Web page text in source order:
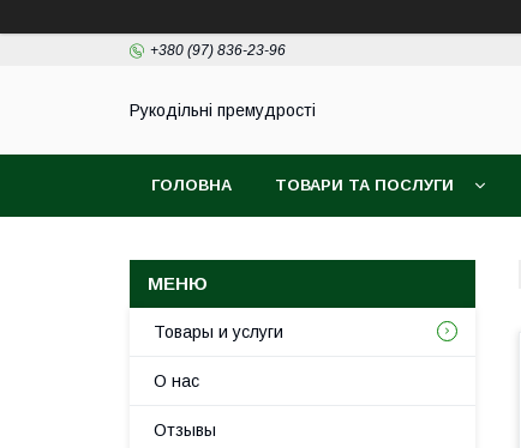
+380 (97) 836-23-96
Рукодільні премудрості
ГОЛОВНА ТОВАРИ ТА ПОСЛУГИ
Товары и услуги
О нас
Отзывы